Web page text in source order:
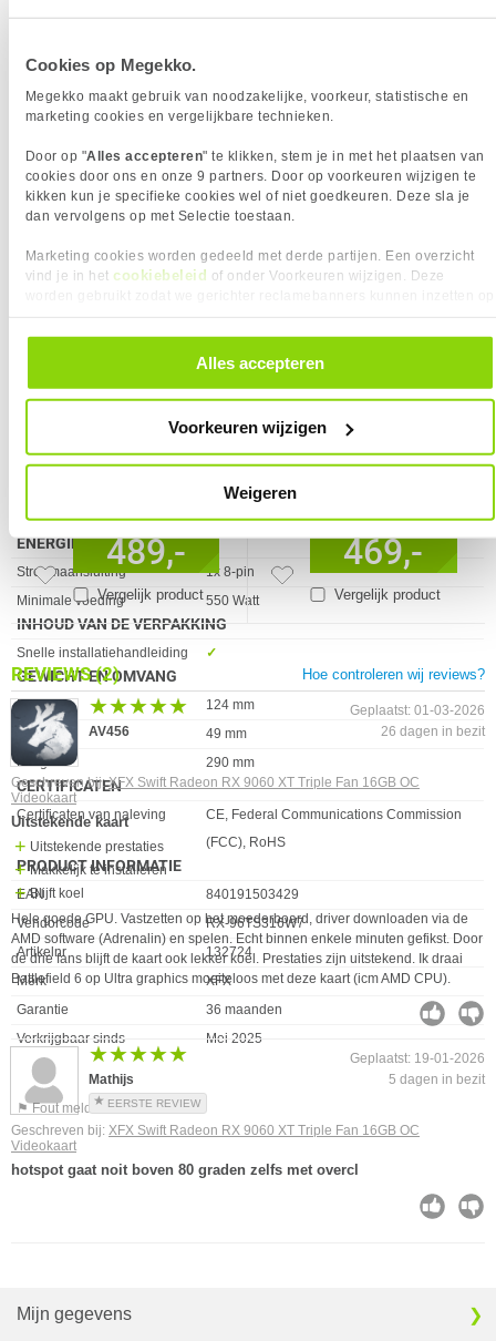
Cookies op Megekko.
Megekko maakt gebruik van noodzakelijke, voorkeur, statistische en
marketing cookies en vergelijkbare technieken.
Door op "Alles accepteren" te klikken, stem je in met het plaatsen van
cookies door ons en onze 9 partners. Door op voorkeuren wijzigen te
kikken kun je specifieke cookies wel of niet goedkeuren. Deze sla je
dan vervolgens op met Selectie toestaan.
Marketing cookies worden gedeeld met derde partijen. Een overzicht
vind je in het cookiebeleid of onder Voorkeuren wijzigen. Deze
alle cookies. Je kunt je gegeven toestemming altijd intrekken, dit doe je
door in de footer van onze website te klikken op ‘Cookievoorkeuren’
Alles accepteren
Voorkeuren wijzigen
Weigeren
Kleur Product: Wit
(gamemodus)
TGP
GEHEUGEN
Eigenschap
Videogeheugen
16 GB
Geheugen bandbreedte (max) 340 GB/s
Geheugen interface
128 bit
VGA Geheugen type
GDDR6
PRESTATIE
Overgeklokte (OC) editie
✓︎
Eigenschap Waarde
Ondersteunde videoformaten AV1, H.264, HEVC/H.265
ENERGIE
Eigenschap Waarde
Stroomaansluiting
1x 8-pin
Minimale voeding
550 Watt
INHOUD VAN DE VERPAKKING
Eigenschap Waarde
Snelle installatiehandleiding ✓︎
GEWICHT EN OMVANG
Eigenschap Waarde
Breedte
124 mm
Hoogte
49 mm
Lengte
290 mm
CERTIFICATEN
Eigenschap Waarde
Certificaten van naleving
CE, Federal Communications Commission
(FCC), RoHS
PRODUCT INFORMATIE
EAN
840191503429
Vendorcode
RX-96TS316W7
Artikelnr
132724
Merk
XFX
Garantie
36 maanden
Verkrijgbaar sinds
Mei 2025
⚑ Fout melden
469,-
laatste 90 dagen:529,00
479,-
XFX Mercury Radeon RX 9060 XT
Vergelijk product
489,-
XFX Swift Radeon RX 9060 XT 16GB
Vergelijk product
469,-
REVIEWS(2) Hoe controleren wij reviews?
★★★★★
★★★★★
AV456
Geschreven bij:XFX Swift Radeon RX 9060 XT Triple Fan 16GB OC
Videokaart
Geplaatst: 01-03-2026
26 dagen in bezit
Uitstekende kaart
Uitstekende prestaties
Makkelijk te installeren
Blijft koel
Hele goede GPU. Vastzetten op het moederboard, driver downloaden via de
AMD software (Adrenalin) en spelen. Echt binnen enkele minuten gefikst. Door
de drie fans blijft de kaart ook lekker koel. Prestaties zijn uitstekend. Ik draai
Battlefield 6 op Ultra graphics moeiteloos met deze kaart (icm AMD CPU).
★★★★★
★★★★★
Mathijs
EERSTE REVIEW
Geschreven bij: XFX Swift Radeon RX 9060 XT Triple Fan 16GB OC
Videokaart
Geplaatst: 19-01-2026
5 dagen in bezit
hotspot gaat noit boven 80 graden zelfs met overcl
Mijn gegevens